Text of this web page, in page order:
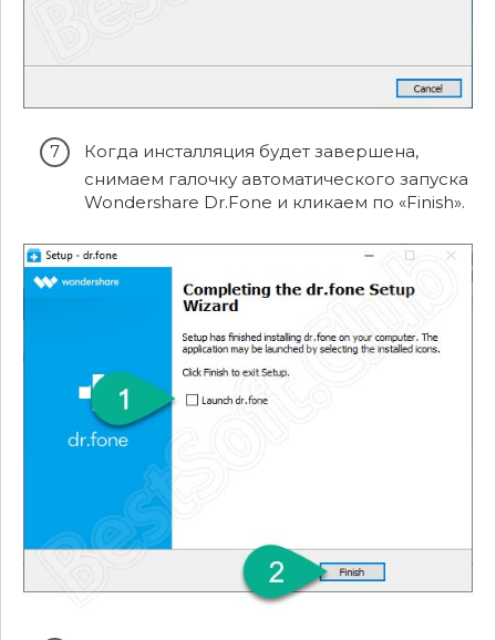
Когда инсталляция будет завершена,
снимаем галочку автоматического запуска
Wondershare Dr.Fone и кликаем по «Finish».